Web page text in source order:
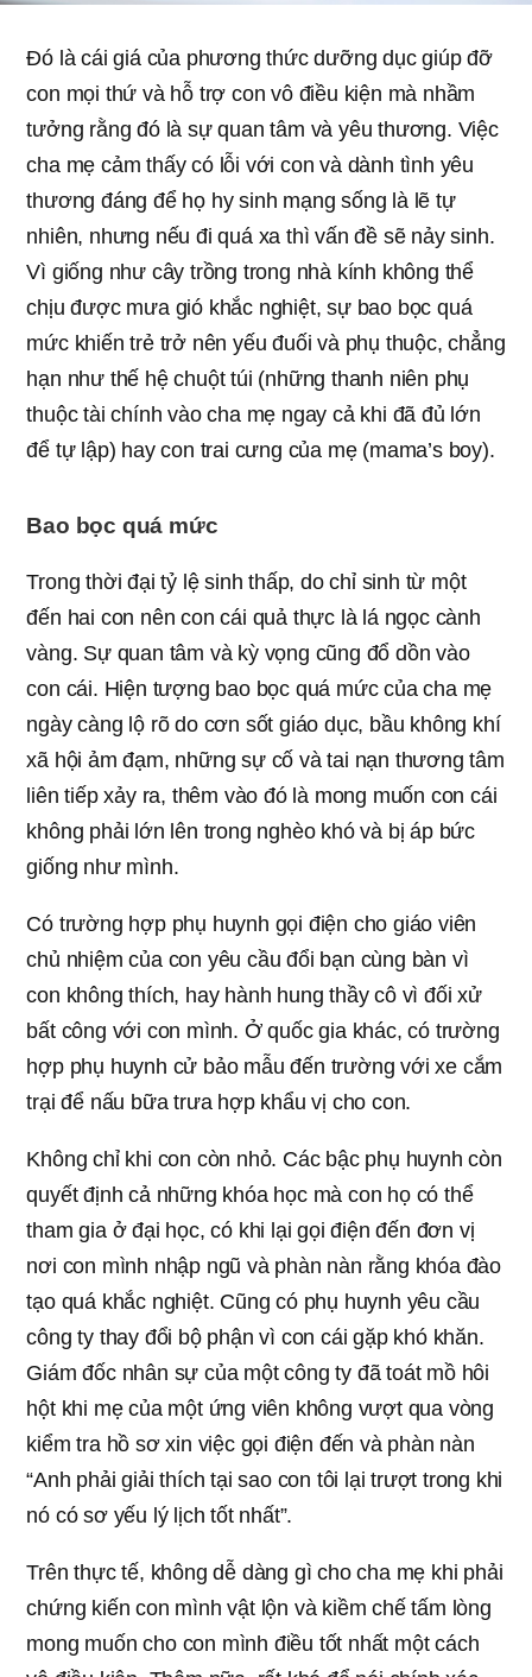
Đó là cái giá của phương thức dưỡng dục giúp đỡ
con mọi thứ và hỗ trợ con vô điều kiện mà nhầm
tưởng rằng đó là sự quan tâm và yêu thương. Việc
cha mẹ cảm thấy có lỗi với con và dành tình yêu
thương đáng để họ hy sinh mạng sống là lẽ tự
nhiên, nhưng nếu đi quá xa thì vấn đề sẽ nảy sinh.
Vì giống như cây trồng trong nhà kính không thể
chịu được mưa gió khắc nghiệt, sự bao bọc quá
mức khiến trẻ trở nên yếu đuối và phụ thuộc, chẳng
hạn như thế hệ chuột túi (những thanh niên phụ
thuộc tài chính vào cha mẹ ngay cả khi đã đủ lớn
để tự lập) hay con trai cưng của mẹ (mama’s boy).
Bao bọc quá mức
Trong thời đại tỷ lệ sinh thấp, do chỉ sinh từ một
đến hai con nên con cái quả thực là lá ngọc cành
vàng. Sự quan tâm và kỳ vọng cũng đổ dồn vào
con cái. Hiện tượng bao bọc quá mức của cha mẹ
ngày càng lộ rõ do cơn sốt giáo dục, bầu không khí
xã hội ảm đạm, những sự cố và tai nạn thương tâm
liên tiếp xảy ra, thêm vào đó là mong muốn con cái
không phải lớn lên trong nghèo khó và bị áp bức
giống như mình.
Có trường hợp phụ huynh gọi điện cho giáo viên
chủ nhiệm của con yêu cầu đổi bạn cùng bàn vì
con không thích, hay hành hung thầy cô vì đối xử
bất công với con mình. Ở quốc gia khác, có trường
hợp phụ huynh cử bảo mẫu đến trường với xe cắm
trại để nấu bữa trưa hợp khẩu vị cho con.
Không chỉ khi con còn nhỏ. Các bậc phụ huynh còn
quyết định cả những khóa học mà con họ có thể
tham gia ở đại học, có khi lại gọi điện đến đơn vị
nơi con mình nhập ngũ và phàn nàn rằng khóa đào
tạo quá khắc nghiệt. Cũng có phụ huynh yêu cầu
công ty thay đổi bộ phận vì con cái gặp khó khăn.
Giám đốc nhân sự của một công ty đã toát mồ hôi
hột khi mẹ của một ứng viên không vượt qua vòng
kiểm tra hồ sơ xin việc gọi điện đến và phàn nàn
“Anh phải giải thích tại sao con tôi lại trượt trong khi
nó có sơ yếu lý lịch tốt nhất”.
Trên thực tế, không dễ dàng gì cho cha mẹ khi phải
chứng kiến con mình vật lộn và kiềm chế tấm lòng
mong muốn cho con mình điều tốt nhất một cách